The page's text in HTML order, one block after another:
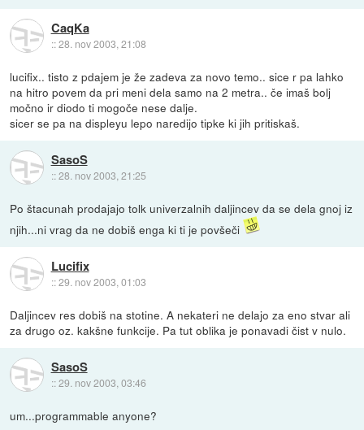
CaqKa
::28. nov 2003, 21:08
lucifix.. tisto z pdajem je že zadeva za novo temo.. sice r pa lahko
na hitro povem da pri meni dela samo na 2 metra.. če imaš bolj
močno ir diodo ti mogoče nese dalje.
sicer se pa na displeyu lepo naredijo tipke ki jih pritiskaš.
SasoS
::28. nov 2003, 21:25
Po štacunah prodajajo tolk univerzalnih daljincev da se dela gnoj iz
njih...ni vrag da ne dobiš enga ki ti je povšeči
Lucifix
::29. nov 2003, 01:03
Daljincev res dobiš na stotine. A nekateri ne delajo za eno stvar ali
za drugo oz. kakšne funkcije. Pa tut oblika je ponavadi čist v nulo.
SasoS
::29. nov 2003, 03:46
um...programmable anyone?